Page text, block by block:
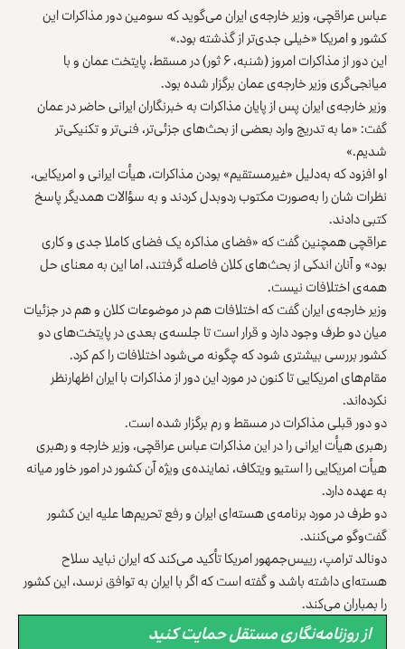
عباس عراقچی، وزیر خارجه‌ی ایران می‌گوید که سومین دور مذاکرات این
کشور و امریکا «خیلی جدی‌تر از گذشته بود.»
این دور از مذاکرات امروز (شنبه، ۶ ثور) در مسقط، پایتخت عمان و با
میانجی‌گری وزیر خارجه‌ی عمان برگزار شده بود.
وزیر خارجه‌ی ایران پس از پایان مذاکرات به خبرنگاران ایرانی حاضر در عمان
گفت: «ما به تدریج وارد بعضی از بحث‌های جزئی‌تر، فنی‌تر و تکنیکی‌تر
شدیم.»
او افزود که به‌دلیل «غیرمستقیم» بودن مذاکرات، هیأت ایرانی و امریکایی،
نظرات شان را به‌صورت مکتوب ردوبدل کردند و به سؤالات همدیگر پاسخ
کتبی دادند.
عراقچی همچنین گفت که «فضای مذاکره یک فضای کاملا جدی و کاری
بود» و آنان اندکی از بحث‌های کلان فاصله گرفتند، اما این به معنای حل
همه‌ی اختلافات نیست.
وزیر خارجه‌ی ایران گفت که اختلافات هم در موضوعات کلان و هم در جزئیات
میان دو طرف وجود دارد‌ و قرار است تا جلسه‌ی بعدی در پایتخت‌های دو
کشور بررسی بیشتری شود که چگونه می‌شود اختلافات را کم کرد.
مقام‌های امریکایی تا کنون در مورد این دور از مذاکرات با ایران اظهارنظر
نکرده‌اند.
دو دور قبلی مذاکرات در مسقط و رم برگزار شده است.
رهبری هیأت ایرانی را در این مذاکرات عباس عراقچی، وزیر خارجه‌ و رهبری
هیأت امریکایی را استیو ویتکاف، نماینده‌ی ویژه آن کشور در امور خاور میانه
به عهده دارد.
دو طرف در مورد برنامه‌ی هسته‌ای ایران و رفع تحریم‌ها علیه این کشور
گفت‌وگو می‌کنند.
دونالد ترامپ، رییس‌جمهور امریکا تأکید می‌کند که ایران نباید سلاح
هسته‌ای داشته باشد و گفته است که اگر با ایران به توافق نرسد، این کشور
را بمباران می‌کند.
از روزنامه‌نگاری مستقل حمایت کنید